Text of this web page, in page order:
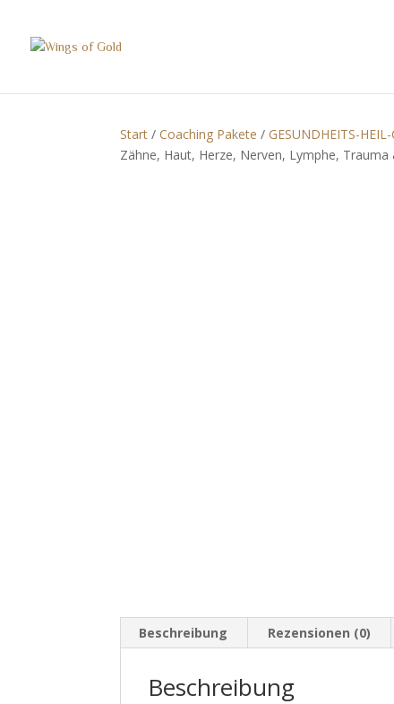
Start/ Coaching Pakete/ GESUNDHEITS-
Zähne, Haut, Herze, Nerven, Lymphe, Trauma
Beschreibung Rezensionen (0)
Beschreibung